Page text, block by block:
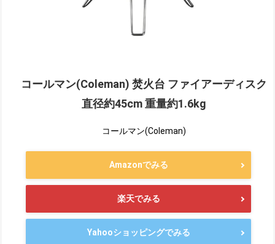
コールマン(Coleman) 焚火台 ファイアーディスク
直径約45cm 重量約1.6kg
コールマン(Coleman)
Amazonでみる
楽天でみる
Yahooショッピングでみる